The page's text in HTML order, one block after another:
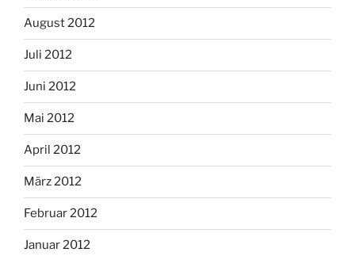
August 2012
Juli 2012
Juni 2012
Mai 2012
April 2012
März 2012
Februar 2012
Januar 2012